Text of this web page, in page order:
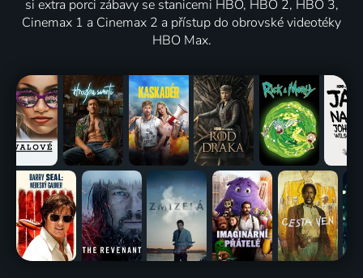
si extra porci zábavy se stanicemi HBO, HBO 2, HBO 3,
Cinemax 1 a Cinemax 2 a přístup do obrovské videotéky
HBO Max.